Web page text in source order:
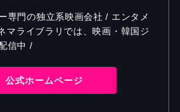
専門の独立系映画会社 / エンタメ
マライブラリでは、映画・韓国ジ
信中 /
公式ホームページ